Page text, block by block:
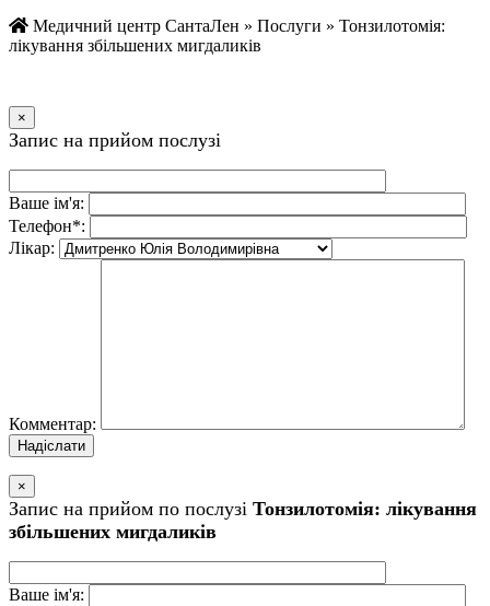
Медичний центр СантаЛен » Послуги » Тонзилотомія:
лікування збільшених мигдаликів
×
Запис на прийом послузi
Ваше iм'я:
Телефон*:
Лiкар:
Комментар:
×
Запис на прийом по послузi Тонзилотомія: лікування
збільшених мигдаликів
Ваше iм'я: